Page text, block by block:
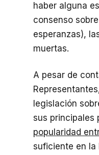
haber alguna
consenso
esperanzas),
muertas.
A pesar de
legislación
sus principales
popularidad
suficiente en la